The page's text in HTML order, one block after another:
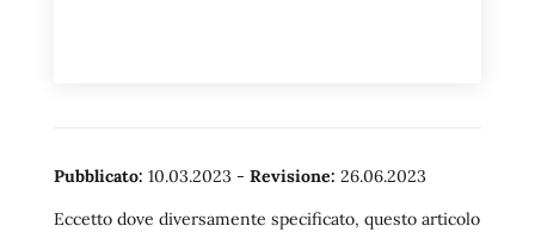
Pubblicato: 10.03.2023 - Revisione: 26.06.2023
Eccetto dove diversamente specificato, questo articolo